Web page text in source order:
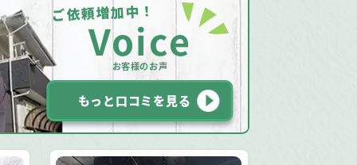
ご依頼増加中！
Voice
お客様のお声
もっと口コミを見る